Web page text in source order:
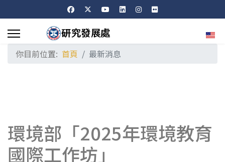
選擇
你目前位置: 首頁 最新消息
環境部「2025年環境教育
國際工作坊」